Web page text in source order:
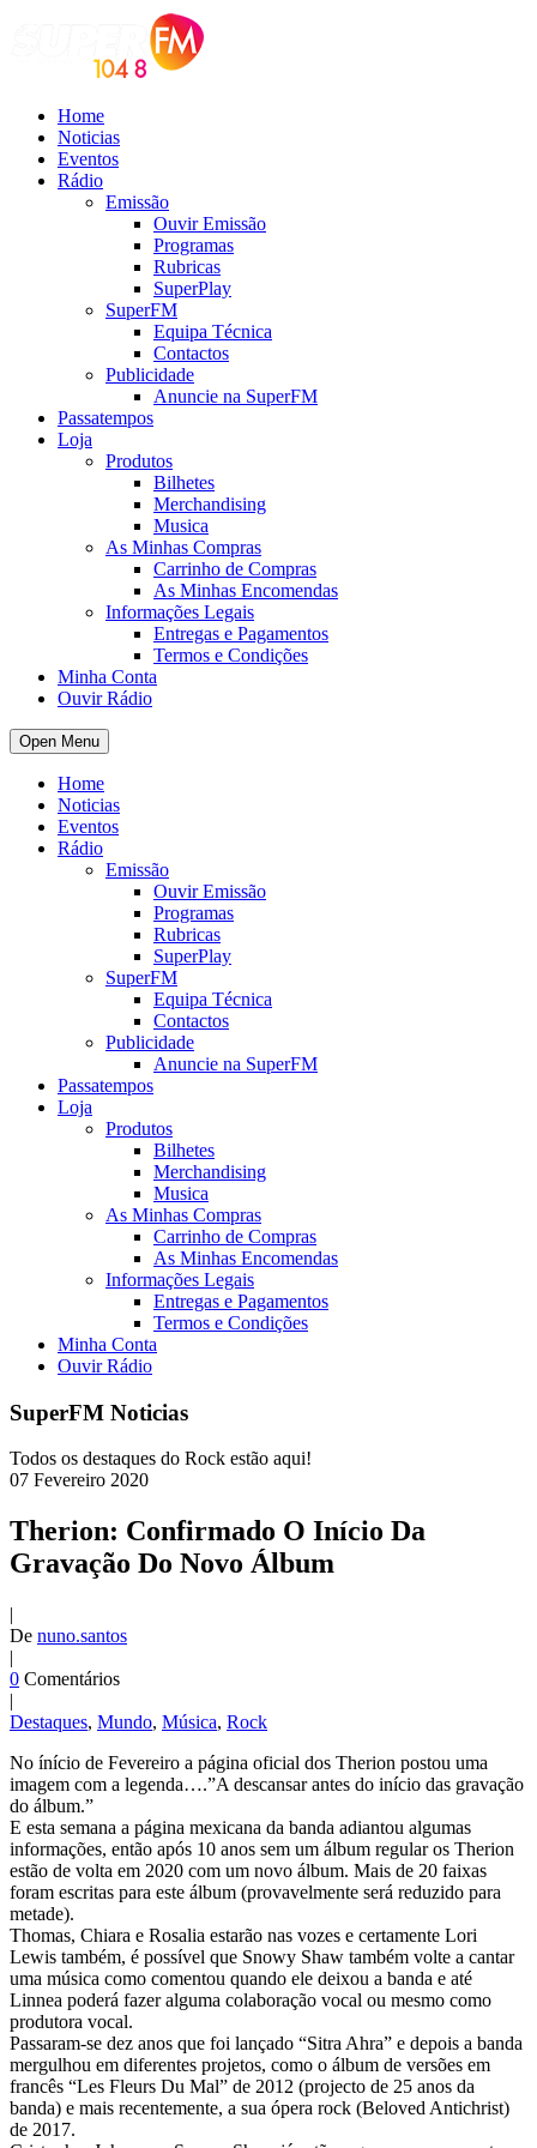
Home
Noticias
Eventos
Rádio
Emissão
Ouvir Emissão
Programas
Rubricas
SuperPlay
SuperFM
Equipa Técnica
Contactos
Publicidade
Anuncie na SuperFM
Passatempos
Loja
Produtos
Bilhetes
Merchandising
Musica
As Minhas Compras
Carrinho de Compras
As Minhas Encomendas
Informações Legais
Entregas e Pagamentos
Termos e Condições
Minha Conta
Ouvir Rádio
Open Menu
Home
Noticias
Eventos
Rádio
Emissão
Ouvir Emissão
Programas
Rubricas
SuperPlay
SuperFM
Equipa Técnica
Contactos
Publicidade
Anuncie na SuperFM
Passatempos
Loja
Produtos
Bilhetes
Merchandising
Musica
As Minhas Compras
Carrinho de Compras
As Minhas Encomendas
Informações Legais
Entregas e Pagamentos
Termos e Condições
Minha Conta
Ouvir Rádio
SuperFM Noticias
Todos os destaques do Rock estão aqui!
07 Fevereiro 2020
Therion: Confirmado O Início Da
Gravação Do Novo Álbum
|
De nuno.santos
|
0 Comentários
|
Destaques, Mundo, Música, Rock
No ínício de Fevereiro a página oficial dos Therion postou uma
imagem com a legenda….”A descansar antes do início das gravação
do álbum.”
E esta semana a página mexicana da banda adiantou algumas
informações, então após 10 anos sem um álbum regular os Therion
estão de volta em 2020 com um novo álbum. Mais de 20 faixas
foram escritas para este álbum (provavelmente será reduzido para
metade).
Thomas, Chiara e Rosalia estarão nas vozes e certamente Lori
Lewis também, é possível que Snowy Shaw também volte a cantar
uma música como comentou quando ele deixou a banda e até
Linnea poderá fazer alguma colaboração vocal ou mesmo como
produtora vocal.
Passaram-se dez anos que foi lançado “Sitra Ahra” e depois a banda
mergulhou em diferentes projetos, como o álbum de versões em
francês “Les Fleurs Du Mal” de 2012 (projecto de 25 anos da
banda) e mais recentemente, a sua ópera rock (Beloved Antichrist)
de 2017.